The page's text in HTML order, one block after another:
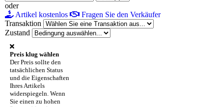
oder
Artikel kostenlos
Fragen Sie den Verkäufer
Transaktion
Zustand
Preis klug wählen
Der Preis sollte den
tatsächlichen Status
und die Eigenschaften
Ihres Artikels
widerspiegeln. Wenn
Sie einen zu hohen